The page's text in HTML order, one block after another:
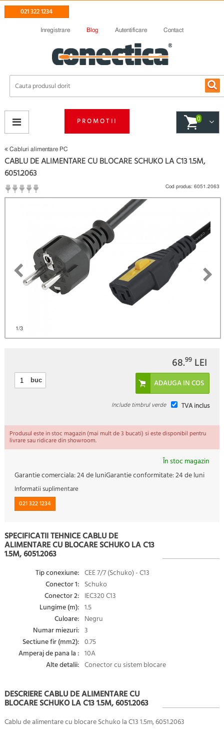
021 322 1234
Inregistrare Blog Autentificare Contact
PROMOTII 0
Cabluri alimentare PC
1/3
CABLU DE ALIMENTARE CU BLOCARE SCHUKO LA C13 1.5M,
6051.2063
(
Cod produs: 6051.2063
68.99 LEI
buc
TVA inclus
Include timbrul verde
Produsul este in stoc magazin (mai mult de 3 bucati) si este disponibil pentru
livrare sau ridicare din showroom.
În stoc magazin
Garantie comerciala:24 de luniGarantie conformitate:24 de luni
Informatii suplimentare
021 322 1234
SPECIFICATII TEHNICE CABLU DE
ALIMENTARE CU BLOCARE SCHUKO LA C13
1.5M, 6051.2063
Tip conexiune: CEE 7/7 (Schuko) - C13
Conector 1: Schuko
Conector 2: IEC320 C13
Lungime (m): 1.5
Culoare: Negru
Numar miezuri: 3
Sectiune fir (mm2): 0.75
Amperaj de pana la : 10A
Alte detalii: Conector cu sistem blocare
DESCRIERE CABLU DE ALIMENTARE CU
BLOCARE SCHUKO LA C13 1.5M, 6051.2063
Cablu de alimentare cu blocare Schuko la C13 1.5m, 6051.2063